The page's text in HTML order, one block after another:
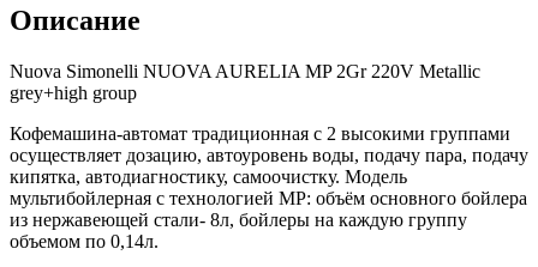
Описание
Nuova Simonelli NUOVA AURELIA MP 2Gr 220V Metallic
grey+high group
Кофемашина-автомат традиционная с 2 высокими группами
осуществляет дозацию, автоуровень воды, подачу пара, подачу
кипятка, автодиагностику, самоочистку. Модель
мультибойлерная с технологией MP: объём основного бойлера
из нержавеющей стали- 8л, бойлеры на каждую группу
объемом по 0,14л.